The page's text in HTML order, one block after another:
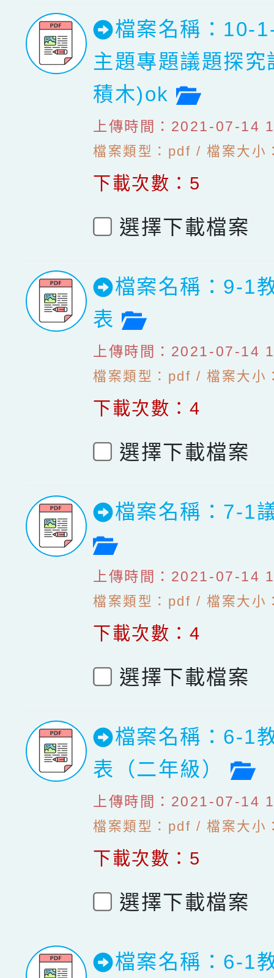
檔案名稱：10-
主題專題議題探
積木)ok
檔案預
上傳時間：2021-07-14
檔案類型：pdf / 檔案大小
下載次數：5
選擇下載檔案
檔案名稱：9-1
表
檔案預覽
上傳時間：2021-07-14
檔案類型：pdf / 檔案大小
下載次數：4
選擇下載檔案
檔案名稱：7-1
檔案預覽
上傳時間：2021-07-14
檔案類型：pdf / 檔案大小
下載次數：4
選擇下載檔案
檔案名稱：6-1
表（二年級）
上傳時間：2021-07-14
檔案類型：pdf / 檔案大小
下載次數：5
選擇下載檔案
檔案名稱：6-1